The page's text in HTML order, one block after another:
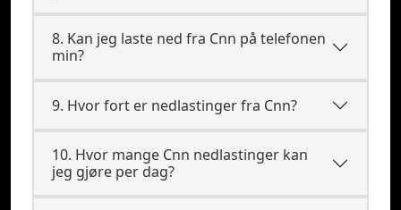
8. Kan jeg laste ned fra Cnn på telefonen
min?
9. Hvor fort er nedlastinger fra Cnn?
10. Hvor mange Cnn nedlastinger kan
jeg gjøre per dag?